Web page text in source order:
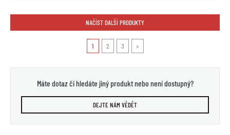
NAČÍST DALŠÍ PRODUKTY
1 2 3 >
Máte dotaz či hledáte jiný produkt nebo není dostupný?
DEJTE NÁM VĚDĚT